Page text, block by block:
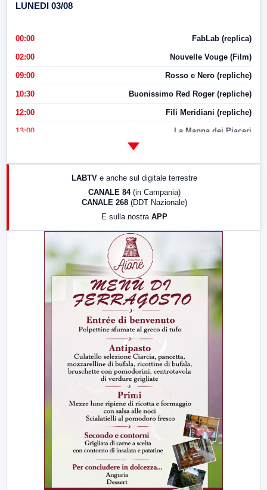
LUNEDI 03/08
00:00 FabLab (replica)
02:00 Nouvelle Vouge (Film)
09:00 Rosso e Nero (repliche)
10:30 Buonissimo Red Roger (repliche)
12:00 Fili Meridiani (repliche)
13:00 La Mappa dei Piaceri
LABTV e anche sul digitale terrestre
CANALE 84 (in Campania)
CANALE 268 (DDT Nazionale)
E sulla nostra APP